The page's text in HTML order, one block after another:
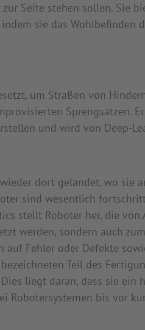
Seite stehen sollen. Sie
sie das Wohlbefinden
um Straßen von
Sprengsätzen.
und wird von Deep-
dort gelandet, wo sie
sind wesentlich
stellt Roboter her, die
werden, sondern auch
auf Fehler oder Defekte
Teil des
liegt daran, dass sie ein
Robotersystemen bis vor